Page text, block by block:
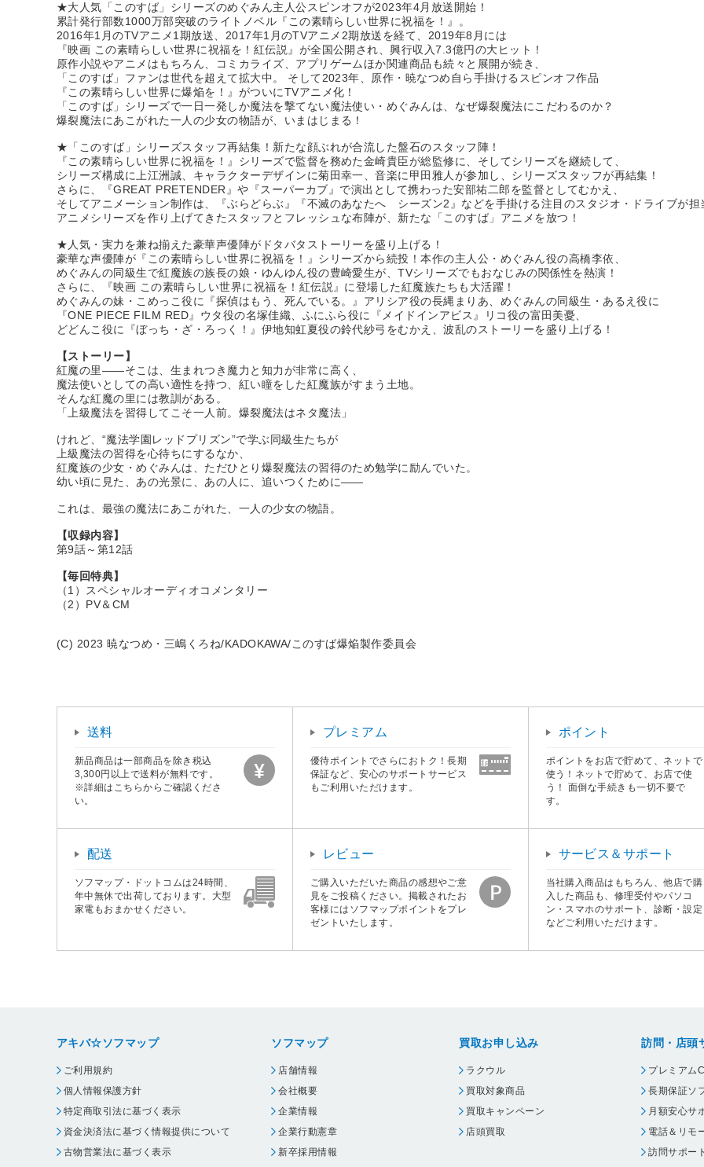
★大人気「このすば」シリーズのめぐみん主人公スピンオフが2023年4月放送開始！
累計発行部数1000万部突破のライトノベル『この素晴らしい世界に祝福を！』。
2016年1月のTVアニメ1期放送、2017年1月のTVアニメ2期放送を経て、2019年8月には
『映画 この素晴らしい世界に祝福を！紅伝説』が全国公開され、興行収入7.3億円の大ヒット！
原作小説やアニメはもちろん、コミカライズ、アプリゲームほか関連商品も続々と展開が続き、
「このすば」ファンは世代を超えて拡大中。 そして2023年、原作・暁なつめ自ら手掛けるスピンオフ作品
『この素晴らしい世界に爆焔を！』がついにTVアニメ化！
「このすば」シリーズで一日一発しか魔法を撃てない魔法使い・めぐみんは、なぜ爆裂魔法にこだわるのか？
爆裂魔法にあこがれた一人の少女の物語が、いまはじまる！
★「このすば」シリーズスタッフ再結集！新たな顔ぶれが合流した盤石のスタッフ陣！
『この素晴らしい世界に祝福を！』シリーズで監督を務めた金崎貴臣が総監修に、そしてシリーズを継続して、
シリーズ構成に上江洲誠、キャラクターデザインに菊田幸一、音楽に甲田雅人が参加し、シリーズスタッフが再結集！
さらに、『GREAT PRETENDER』や『スーパーカブ』で演出として携わった安部祐二郎を監督としてむかえ、
そしてアニメーション制作は、『ぶらどらぶ』『不滅のあなたへ シーズン2』などを手掛ける注目のスタジオ・ドライブが担
アニメシリーズを作り上げてきたスタッフとフレッシュな布陣が、新たな「このすば」アニメを放つ！
★人気・実力を兼ね揃えた豪華声優陣がドタバタストーリーを盛り上げる！
豪華な声優陣が『この素晴らしい世界に祝福を！』シリーズから続投！本作の主人公・めぐみん役の高橋李依、
めぐみんの同級生で紅魔族の族長の娘・ゆんゆん役の豊崎愛生が、TVシリーズでもおなじみの関係性を熱演！
さらに、『映画 この素晴らしい世界に祝福を！紅伝説』に登場した紅魔族たちも大活躍！
めぐみんの妹・こめっこ役に『探偵はもう、死んでいる。』アリシア役の長縄まりあ、めぐみんの同級生・あるえ役に
『ONE PIECE FILM RED』ウタ役の名塚佳織、ふにふら役に『メイドインアビス』リコ役の富田美憂、
どどんこ役に『ぼっち・ざ・ろっく！』伊地知虹夏役の鈴代紗弓をむかえ、波乱のストーリーを盛り上げる！
【ストーリー】
紅魔の里――そこは、生まれつき魔力と知力が非常に高く、
魔法使いとしての高い適性を持つ、紅い瞳をした紅魔族がすまう土地。
そんな紅魔の里には教訓がある。
「上級魔法を習得してこそ一人前。爆裂魔法はネタ魔法」
けれど、“魔法学園レッドプリズン”で学ぶ同級生たちが
上級魔法の習得を心待ちにするなか、
紅魔族の少女・めぐみんは、ただひとり爆裂魔法の習得のため勉学に励んでいた。
幼い頃に見た、あの光景に、あの人に、追いつくために――
これは、最強の魔法にあこがれた、一人の少女の物語。
【収録内容】
第9話～第12話
【毎回特典】
（1）スペシャルオーディオコメンタリー
（2）PV＆CM
(C) 2023 暁なつめ・三嶋くろね/KADOKAWA/このすば爆焔製作委員会
送料
新品商品は一部商品を除き税込
3,300円以上で送料が無料です。
※詳細はこちらからご確認くださ
い。
プレミアム
優待ポイントでさらにおトク！長期
保証など、安心のサポートサービス
もご利用いただけます。
ポイント
ポイントをお店で貯めて、ネットで
使う！ネットで貯めて、お店で使
う！ 面倒な手続きも一切不要で
す。
配送
ソフマップ・ドットコムは24時間、
年中無休で出荷しております。大型
家電もおまかせください。
レビュー
ご購入いただいた商品の感想やご意
見をご投稿ください。掲載されたお
客様にはソフマップポイントをプレ
ゼントいたします。
サービス＆サポート
当社購入商品はもちろん、他店で購
入した商品も、修理受付やパソコ
ン・スマホのサポート、診断・設定
などご利用いただけます。
アキバ☆ソフマップ
ご利用規約
個人情報保護方針
特定商取引法に基づく表示
資金決済法に基づく情報提供について
古物営業法に基づく表示
ソフマップ
店舗情報
会社概要
企業情報
企業行動憲章
新卒採用情報
買取お申し込み
ラクウル
買取対象商品
買取キャンペーン
店頭買取
訪問・店頭
プレミアム
長期保証ソ
月額安心サ
電話＆リモ
訪問サポー